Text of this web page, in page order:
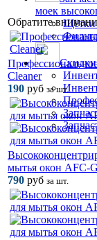
моек
Щётки
Скидки
Обратите
Cleaner
190 руб за шт.
мытья окон AFC-
790 руб за шт.